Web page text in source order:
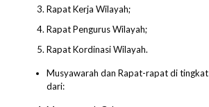
Rapat Kerja Wilayah;
Rapat Pengurus Wilayah;
Rapat Kordinasi Wilayah.
Musyawarah dan Rapat-rapat di
dari: